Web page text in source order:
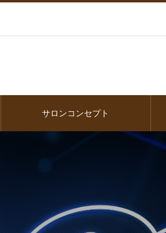
サロンコンセプト